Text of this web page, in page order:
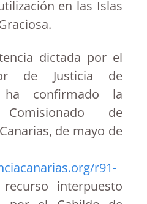
en las Islas
dictada por el
de Justicia de
ha confirmado la
de
de mayo de
r91-
interpuesto